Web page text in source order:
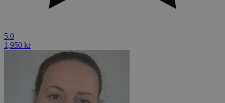
5.0
1,950 kr